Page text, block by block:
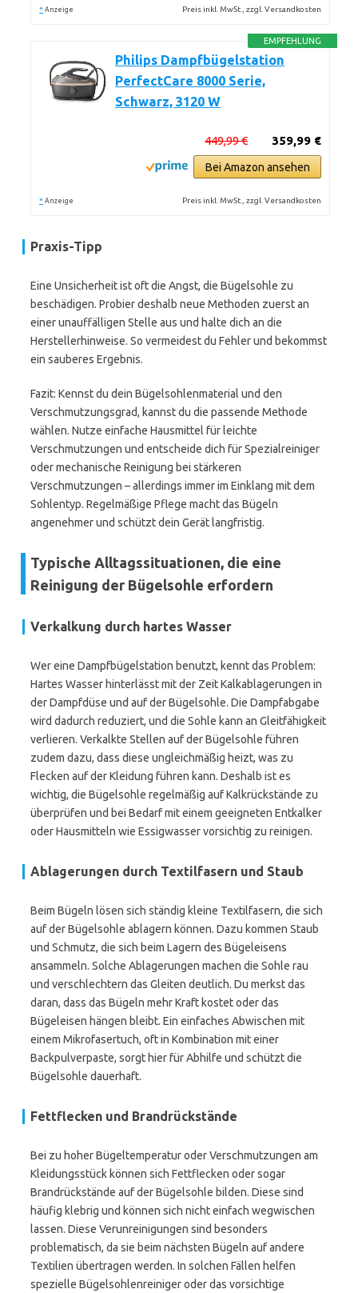
* Anzeige Preis inkl. MwSt., zzgl. Versandkosten
EMPFEHLUNG
Philips Dampfbügelstation
PerfectCare 8000 Serie,
Schwarz, 3120 W
359,99 €
449,99 €
Bei Amazon ansehen
* Anzeige Preis inkl. MwSt., zzgl. Versandkosten
Praxis-Tipp
Eine Unsicherheit ist oft die Angst, die Bügelsohle zu
beschädigen. Probier deshalb neue Methoden zuerst an
einer unauffälligen Stelle aus und halte dich an die
Herstellerhinweise. So vermeidest du Fehler und bekommst
ein sauberes Ergebnis.
Fazit: Kennst du dein Bügelsohlenmaterial und den
Verschmutzungsgrad, kannst du die passende Methode
wählen. Nutze einfache Hausmittel für leichte
Verschmutzungen und entscheide dich für Spezialreiniger
oder mechanische Reinigung bei stärkeren
Verschmutzungen – allerdings immer im Einklang mit dem
Sohlentyp. Regelmäßige Pflege macht das Bügeln
angenehmer und schützt dein Gerät langfristig.
Typische Alltagssituationen, die eine
Reinigung der Bügelsohle erfordern
Verkalkung durch hartes Wasser
Wer eine Dampfbügelstation benutzt, kennt das Problem:
Hartes Wasser hinterlässt mit der Zeit Kalkablagerungen in
der Dampfdüse und auf der Bügelsohle. Die Dampfabgabe
wird dadurch reduziert, und die Sohle kann an Gleitfähigkeit
verlieren. Verkalkte Stellen auf der Bügelsohle führen
zudem dazu, dass diese ungleichmäßig heizt, was zu
Flecken auf der Kleidung führen kann. Deshalb ist es
wichtig, die Bügelsohle regelmäßig auf Kalkrückstände zu
überprüfen und bei Bedarf mit einem geeigneten Entkalker
oder Hausmitteln wie Essigwasser vorsichtig zu reinigen.
Ablagerungen durch Textilfasern und Staub
Beim Bügeln lösen sich ständig kleine Textilfasern, die sich
auf der Bügelsohle ablagern können. Dazu kommen Staub
und Schmutz, die sich beim Lagern des Bügeleisens
ansammeln. Solche Ablagerungen machen die Sohle rau
und verschlechtern das Gleiten deutlich. Du merkst das
daran, dass das Bügeln mehr Kraft kostet oder das
Bügeleisen hängen bleibt. Ein einfaches Abwischen mit
einem Mikrofasertuch, oft in Kombination mit einer
Backpulverpaste, sorgt hier für Abhilfe und schützt die
Bügelsohle dauerhaft.
Fettflecken und Brandrückstände
Bei zu hoher Bügeltemperatur oder Verschmutzungen am
Kleidungsstück können sich Fettflecken oder sogar
Brandrückstände auf der Bügelsohle bilden. Diese sind
häufig klebrig und können sich nicht einfach wegwischen
lassen. Diese Verunreinigungen sind besonders
problematisch, da sie beim nächsten Bügeln auf andere
Textilien übertragen werden. In solchen Fällen helfen
spezielle Bügelsohlenreiniger oder das vorsichtige